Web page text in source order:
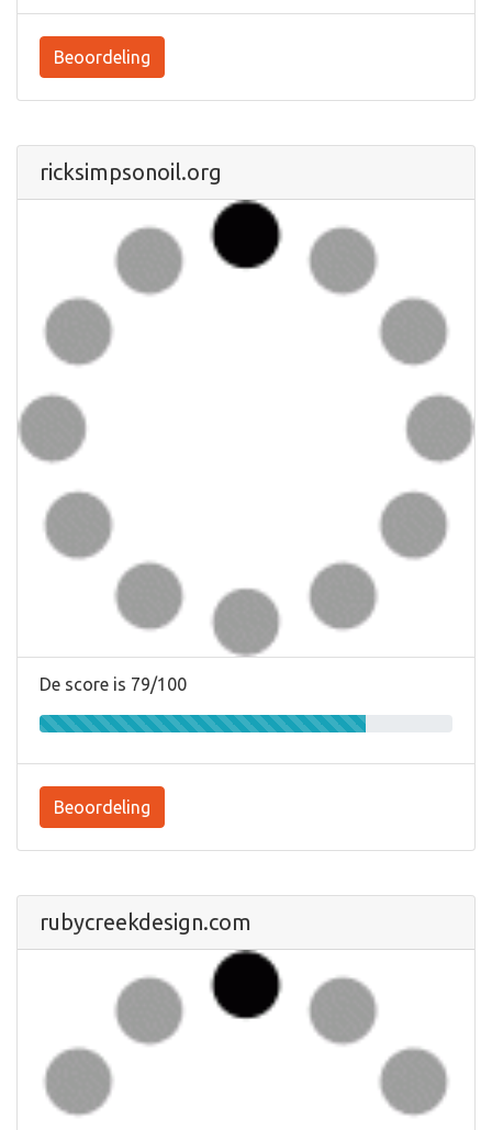
Beoordeling
ricksimpsonoil.org
De score is 79/100
Beoordeling
rubycreekdesign.com